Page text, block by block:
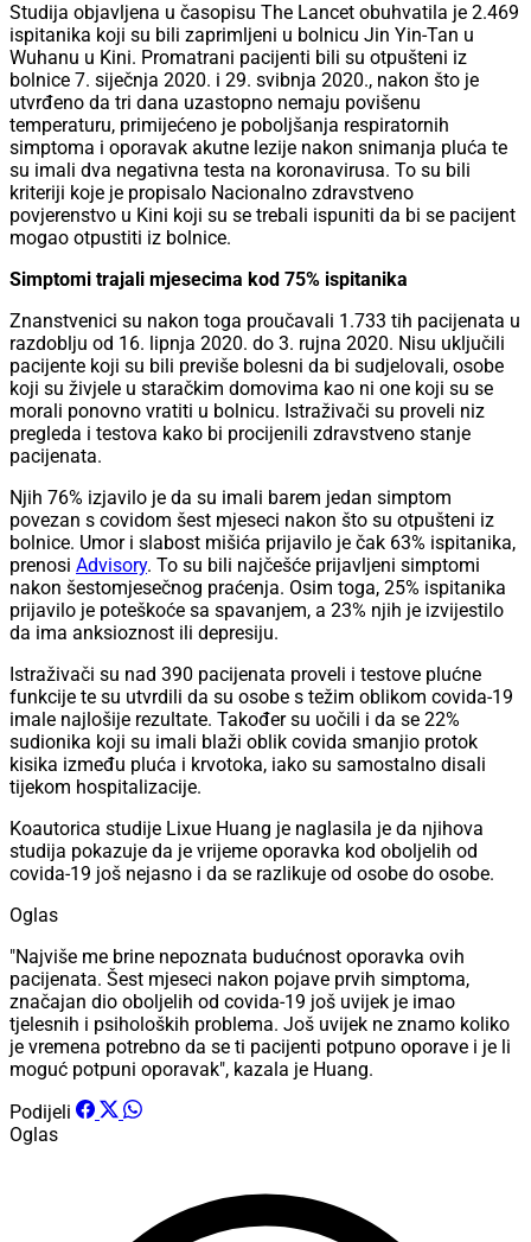
Studija objavljena u časopisu The Lancet obuhvatila je 2.469
ispitanika koji su bili zaprimljeni u bolnicu Jin Yin-Tan u
Wuhanu u Kini. Promatrani pacijenti bili su otpušteni iz
bolnice 7. siječnja 2020. i 29. svibnja 2020., nakon što je
utvrđeno da tri dana uzastopno nemaju povišenu
temperaturu, primijećeno je poboljšanja respiratornih
simptoma i oporavak akutne lezije nakon snimanja pluća te
su imali dva negativna testa na koronavirusa. To su bili
kriteriji koje je propisalo Nacionalno zdravstveno
povjerenstvo u Kini koji su se trebali ispuniti da bi se pacijent
mogao otpustiti iz bolnice.
Simptomi trajali mjesecima kod 75% ispitanika
Znanstvenici su nakon toga proučavali 1.733 tih pacijenata u
razdoblju od 16. lipnja 2020. do 3. rujna 2020. Nisu uključili
pacijente koji su bili previše bolesni da bi sudjelovali, osobe
koji su živjele u staračkim domovima kao ni one koji su se
morali ponovno vratiti u bolnicu. Istraživači su proveli niz
pregleda i testova kako bi procijenili zdravstveno stanje
pacijenata.
Njih 76% izjavilo je da su imali barem jedan simptom
povezan s covidom šest mjeseci nakon što su otpušteni iz
bolnice. Umor i slabost mišića prijavilo je čak 63% ispitanika,
prenosi Advisory. To su bili najčešće prijavljeni simptomi
nakon šestomjesečnog praćenja. Osim toga, 25% ispitanika
prijavilo je poteškoće sa spavanjem, a 23% njih je izvijestilo
da ima anksioznost ili depresiju.
Istraživači su nad 390 pacijenata proveli i testove plućne
funkcije te su utvrdili da su osobe s težim oblikom covida-19
imale najlošije rezultate. Također su uočili i da se 22%
sudionika koji su imali blaži oblik covida smanjio protok
kisika između pluća i krvotoka, iako su samostalno disali
tijekom hospitalizacije.
Koautorica studije Lixue Huang je naglasila je da njihova
studija pokazuje da je vrijeme oporavka kod oboljelih od
covida-19 još nejasno i da se razlikuje od osobe do osobe.
Oglas
"Najviše me brine nepoznata budućnost oporavka ovih
pacijenata. Šest mjeseci nakon pojave prvih simptoma,
značajan dio oboljelih od covida-19 još uvijek je imao
tjelesnih i psiholoških problema. Još uvijek ne znamo koliko
je vremena potrebno da se ti pacijenti potpuno oporave i je li
moguć potpuni oporavak", kazala je Huang.
Podijeli
Oglas